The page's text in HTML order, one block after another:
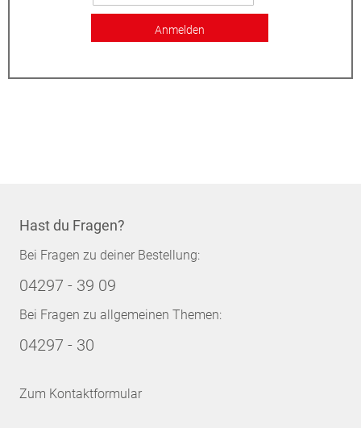
Anmelden
Hast du Fragen?
Bei Fragen zu deiner Bestellung:
04297 - 39 09
Bei Fragen zu allgemeinen Themen:
04297 - 30
Zum Kontaktformular